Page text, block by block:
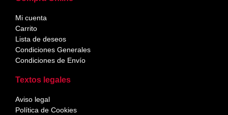
Mi cuenta
Carrito
Lista de deseos
Condiciones Generales
Condiciones de Envío
Textos legales
Aviso legal
Política de Cookies